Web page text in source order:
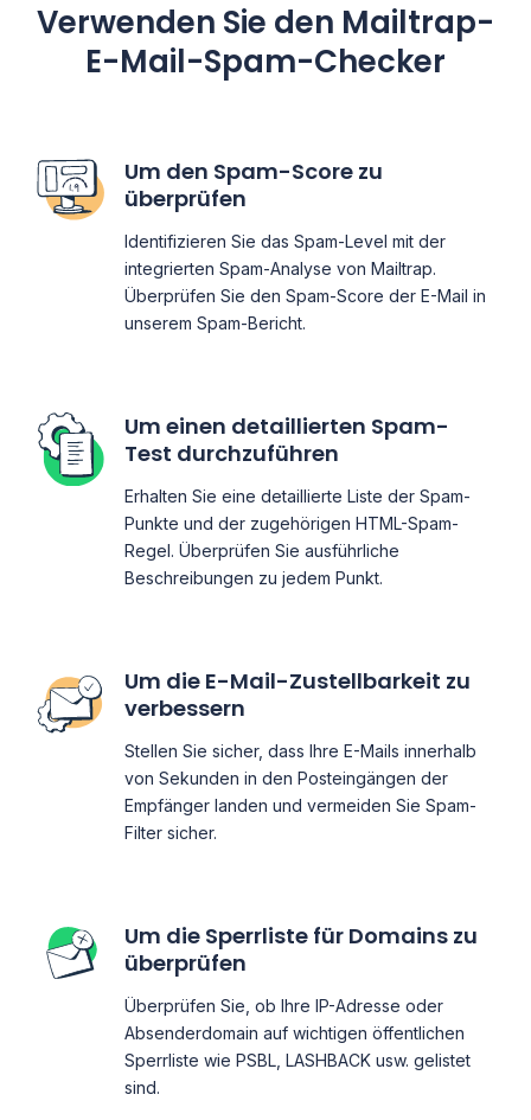
Verwenden Sie den Mailtrap-
E-Mail-Spam-Checker
Um den Spam-Score zu
überprüfen
Identifizieren Sie das Spam-Level mit der
integrierten Spam-Analyse von Mailtrap.
Überprüfen Sie den Spam-Score der E-Mail in
unserem Spam-Bericht.
Um einen detaillierten Spam-
Test durchzuführen
Erhalten Sie eine detaillierte Liste der Spam-
Punkte und der zugehörigen HTML-Spam-
Regel. Überprüfen Sie ausführliche
Beschreibungen zu jedem Punkt.
Um die E-Mail-Zustellbarkeit zu
verbessern
Stellen Sie sicher, dass Ihre E-Mails innerhalb
von Sekunden in den Posteingängen der
Empfänger landen und vermeiden Sie Spam-
Filter sicher.
Um die Sperrliste für Domains zu
überprüfen
Überprüfen Sie, ob Ihre IP-Adresse oder
Absenderdomain auf wichtigen öffentlichen
Sperrliste wie PSBL, LASHBACK usw. gelistet
sind.